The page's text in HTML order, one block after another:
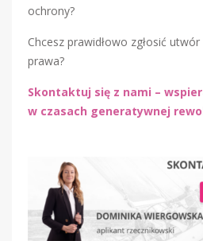
ochrony?
Chcesz prawidłowo zgłosić
prawa?
Skontaktuj się z nami –
w czasach generatywnej